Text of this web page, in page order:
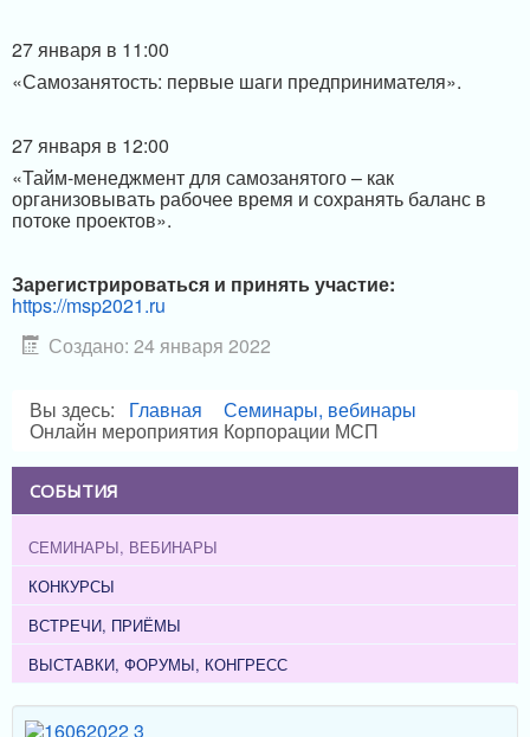
27 января в 11:00
«Самозанятость: первые шаги предпринимателя».
27 января в 12:00
«Тайм-менеджмент для самозанятого – как
организовывать рабочее время и сохранять баланс в
потоке проектов».
Зарегистрироваться и принять участие:
https://msp2021.ru
Создано: 24 января 2022
Вы здесь: Главная Семинары, вебинары
Онлайн мероприятия Корпорации МСП
СОБЫТИЯ
СЕМИНАРЫ, ВЕБИНАРЫ
КОНКУРСЫ
ВСТРЕЧИ, ПРИЁМЫ
ВЫСТАВКИ, ФОРУМЫ, КОНГРЕСС